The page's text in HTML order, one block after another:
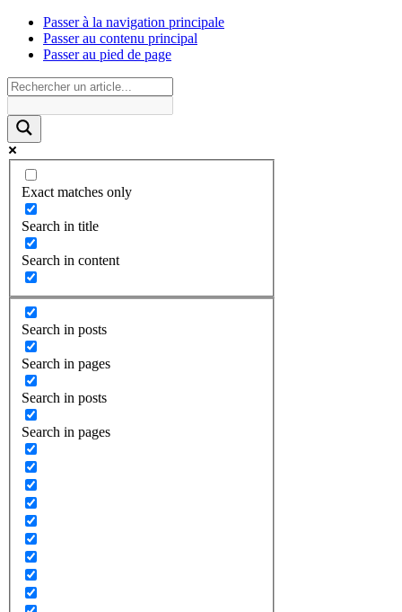
Passer à la navigation principale
Passer au contenu principal
Passer au pied de page
Exact matches only
Search in title
Search in content
Search in posts
Search in pages
Search in posts
Search in pages